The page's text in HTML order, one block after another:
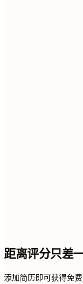
距离评分只差
添加简历即可获得免